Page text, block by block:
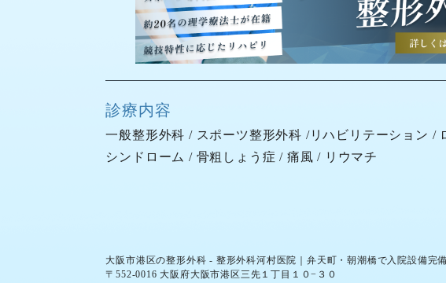
診療内容
一般整形外科 / スポーツ整形外科 / リハビリテーション /
シンドローム / 骨粗しょう症 / 痛風 / リウマチ
大阪市港区の整形外科 - 整形外科河村医院｜弁天町・朝潮橋で入院設備完
〒552-0016 大阪府大阪市港区三先１丁目１０−３０